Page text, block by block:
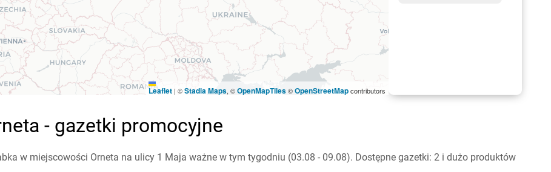
Leaflet | ©Stadia Maps, ©OpenMapTiles©OpenStreetMapcontributors
- gazetki promocyjne
w miejscowości Orneta na ulicy 1 Maja ważne w tym tygodniu (03.08 - 09.08). Dostępne gazetki: 2 i dużo produktów